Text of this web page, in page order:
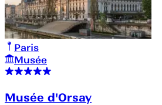
Paris
Musée
Musée d'Orsay